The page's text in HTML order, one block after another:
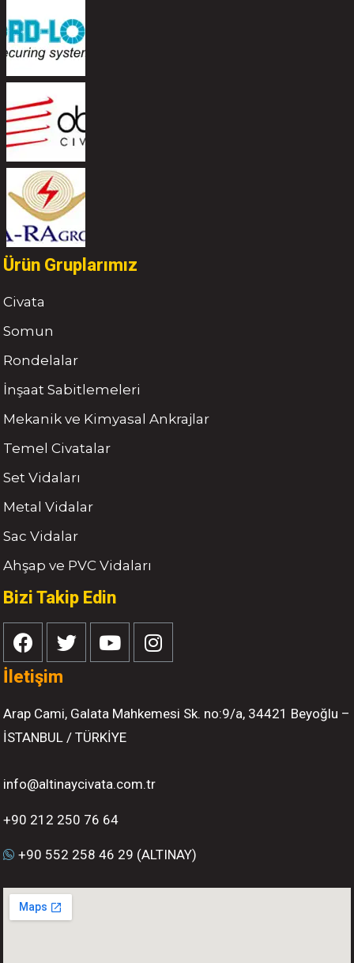
Ürün Gruplarımız
Civata
Somun
Rondelalar
İnşaat Sabitlemeleri
Mekanik ve Kimyasal Ankrajlar
Temel Civatalar
Set Vidaları
Metal Vidalar
Sac Vidalar
Ahşap ve PVC Vidaları
Bizi Takip Edin
İletişim
Arap Cami, Galata Mahkemesi Sk. no:9/a, 34421 Beyoğlu –
İSTANBUL / TÜRKİYE
info@altinaycivata.com.tr
+90 212 250 76 64
+90 552 258 46 29 (ALTINAY)